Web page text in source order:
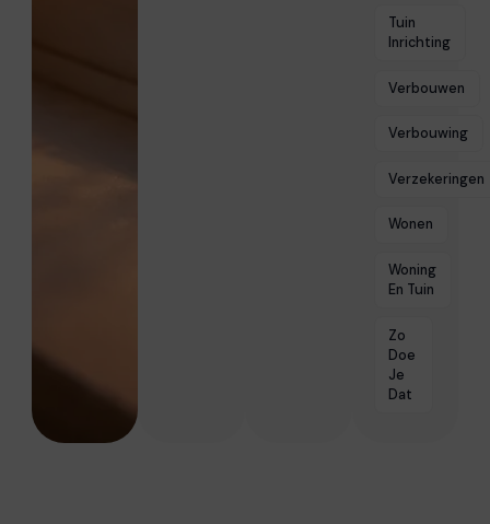
Tuin
Inrichting
Verbouwen
Verbouwing
Verzekeringen
Wonen
Woning
En Tuin
Zo
Doe
Je
Dat